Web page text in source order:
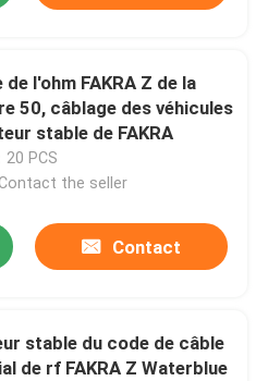
de l'ohm FAKRA Z de la
50, câblage des véhicules
stable de FAKRA
20 PCS
the seller
Contact
stable du code de câble
de rf FAKRA Z Waterblue